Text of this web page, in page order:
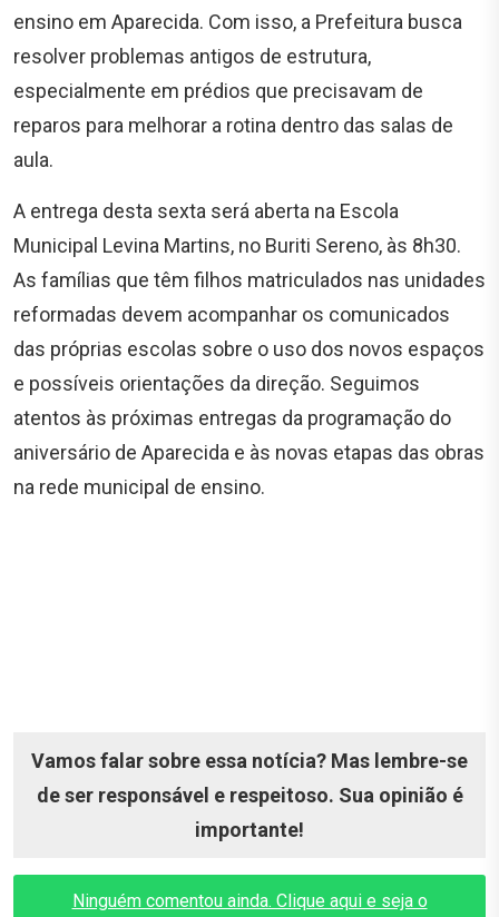
ensino em Aparecida. Com isso, a Prefeitura busca
resolver problemas antigos de estrutura,
especialmente em prédios que precisavam de
reparos para melhorar a rotina dentro das salas de
aula.
A entrega desta sexta será aberta na Escola
Municipal Levina Martins, no Buriti Sereno, às 8h30.
As famílias que têm filhos matriculados nas unidades
reformadas devem acompanhar os comunicados
das próprias escolas sobre o uso dos novos espaços
e possíveis orientações da direção. Seguimos
atentos às próximas entregas da programação do
aniversário de Aparecida e às novas etapas das obras
na rede municipal de ensino.
Vamos falar sobre essa notícia? Mas lembre-se
de ser responsável e respeitoso. Sua opinião é
importante!
Ninguém comentou ainda. Clique aqui e seja o